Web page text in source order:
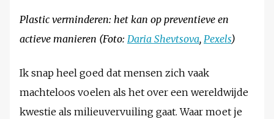
Plastic verminderen: het kan op preventieve en
actieve manieren (Foto: Daria Shevtsova, Pexels)
Ik snap heel goed dat mensen zich vaak
machteloos voelen als het over een wereldwijde
kwestie als milieuvervuiling gaat. Waar moet je